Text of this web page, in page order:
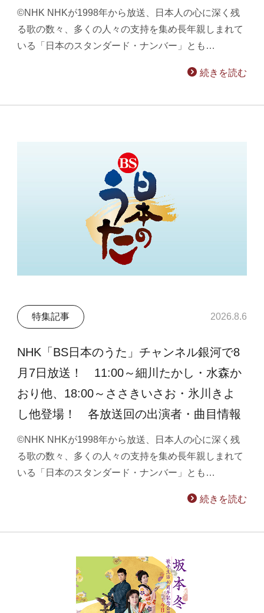
©NHK NHKが1998年から放送、日本人の心に深く残
る歌の数々、多くの人々の支持を集め長年親しまれて
いる「日本のスタンダード・ナンバー」とも…
続きを読む
特集記事 2026.8.6
NHK「BS日本のうた」チャンネル銀河で8
月7日放送！ 11:00～細川たかし・水森か
おり他、18:00～ささきいさお・氷川きよ
し他登場！ 各放送回の出演者・曲目情報
©NHK NHKが1998年から放送、日本人の心に深く残
る歌の数々、多くの人々の支持を集め長年親しまれて
いる「日本のスタンダード・ナンバー」とも…
続きを読む